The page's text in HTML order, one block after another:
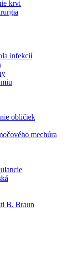
dialyzačnú
​v B. Braun.
nás.
krvi
infekcií
obličiek
mechúra
B. Braun